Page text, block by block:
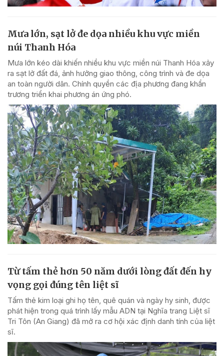
Mưa lớn, sạt lở đe dọa nhiều khu vực miền
núi Thanh Hóa
Mưa lớn kéo dài khiến nhiều khu vực miền núi Thanh Hóa xảy
ra sạt lở đất đá, ảnh hưởng giao thông, công trình và đe dọa
an toàn người dân. Chính quyền các địa phương đang khẩn
trương triển khai phương án ứng phó.
Từ tấm thẻ hơn 50 năm dưới lòng đất đến hy
vọng gọi đúng tên liệt sĩ
Tấm thẻ kim loại ghi họ tên, quê quán và ngày hy sinh, được
phát hiện trong quá trình lấy mẫu ADN tại Nghĩa trang Liệt sĩ
Tri Tôn (An Giang) đã mở ra cơ hội xác định danh tính của liệt
sĩ.